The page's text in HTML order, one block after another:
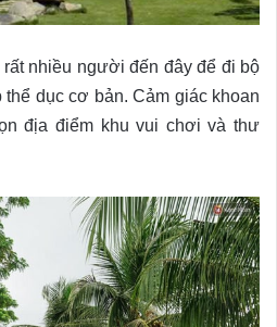
nhiều người đến đây để đi bộ
thể dục cơ bản. Cảm giác khoan
địa điểm khu vui chơi và thư